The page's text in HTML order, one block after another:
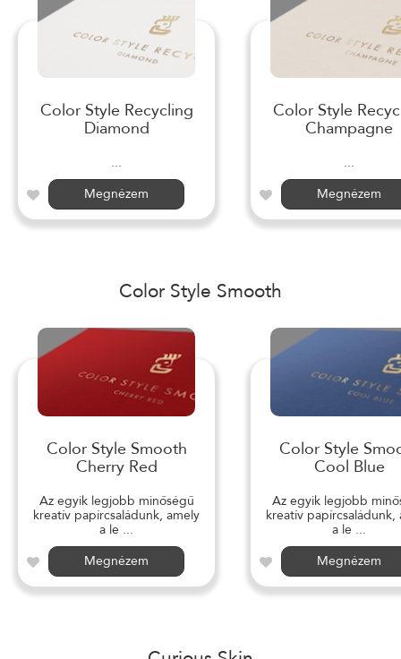
Color Style Recycling
Diamond
...
Megnézem
Color Style
Champagne
...
Megnézem
Color Style Smooth
Color Style Smooth
Cherry Red
Az egyik legjobb minőségű
kreatív papírcsaládunk, amely
a le ...
Megnézem
Color Style
Cool Blue
Az egyik legjobb
kreatív papírcsaládunk,
a le ...
Megnézem